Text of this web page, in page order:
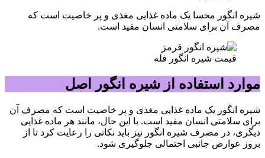
شیره انگور محسا یک ماده غذایی مغذی و پر خاصیت است که
مصرف آن برای سلامتی انسان مفید است.
قیمت شیره انگور فله
موارد استفاده از شیره انگور اصل
شیره انگور یک ماده غذایی مغذی و پر خاصیت است که مصرف آن
برای سلامتی انسان مفید است. با این حال، مانند هر ماده غذایی
دیگری، در مصرف شیره انگور نیز باید نکاتی را رعایت کرد تا از
بروز عوارض جانبی احتمالی جلوگیری شود.